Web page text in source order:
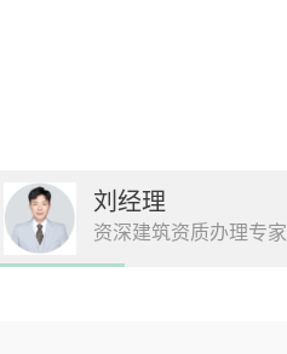
刘经理
资深建筑资质办理专家